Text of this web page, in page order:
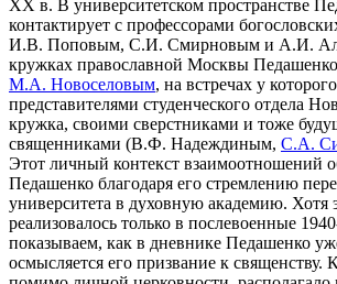
XX в. В университетском пространстве
контактирует с профессорами
И.В. Поповым, С.И. Смирновым и А.И.
кружках православной Москвы Педашенко
М.А. Новоселовым, на встречах у
представителями студенческого отдела
кружка, своими сверстниками и тоже
священниками (В.Ф. Надеждиным, С.А.
Этот личный контекст взаимоотношений
Педашенко благодаря его стремлению
университета в духовную академию. Хотя
реализовалось только в послевоенные
показываем, как в дневнике Педашенко
осмысляется его призвание к